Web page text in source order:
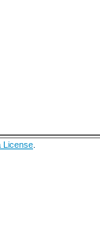
License